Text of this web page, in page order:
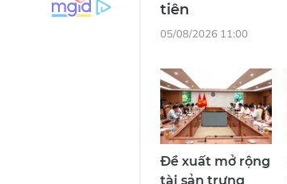
tiên
05/08/2026 11:00
Đề xuất mở rộng
tài sản trưng